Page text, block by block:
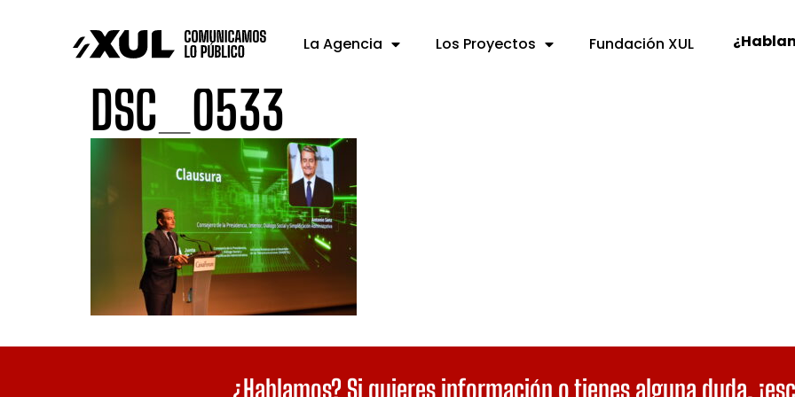
La Agencia Los Proyectos Fundación XUL
DSC_0533
¿Hablamos? Si quieres información o tienes alguna duda,